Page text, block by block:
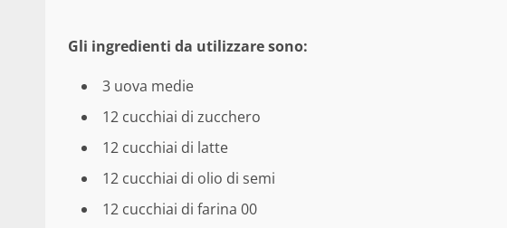
Gli ingredienti da utilizzare sono:
3 uova medie
12 cucchiai di zucchero
12 cucchiai di latte
12 cucchiai di olio di semi
12 cucchiai di farina 00